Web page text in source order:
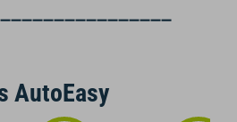
AutoEasy